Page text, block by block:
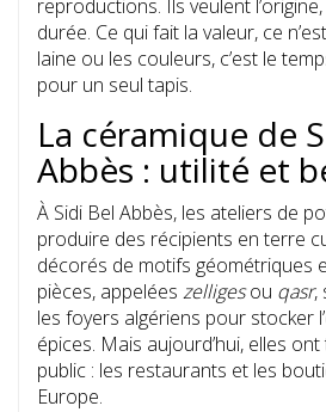
reproductions. Ils veulent
durée. Ce qui fait la valeur, ce
laine ou les couleurs, c’est le
pour un seul tapis.
La céramique de
Abbès : utilité et
À Sidi Bel Abbès, les ateliers de
produire des récipients en terre
décorés de motifs géométriques
pièces, appelées zelligesou qasr,
les foyers algériens pour stocker
épices. Mais aujourd’hui, elles
public : les restaurants et les
Europe.